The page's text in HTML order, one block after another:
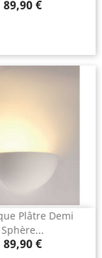
Prix
89,90 €
Plâtre Demi
Sphère...
Prix
89,90 €